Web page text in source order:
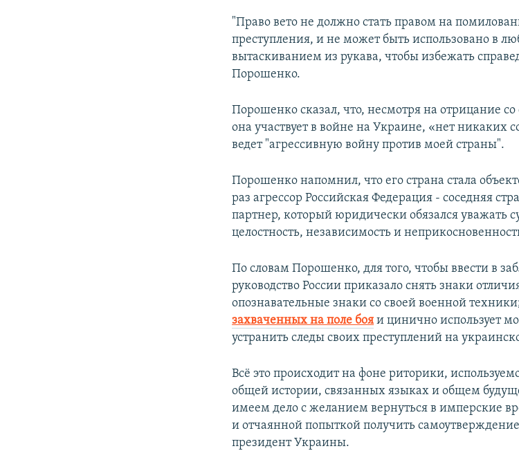
"Право вето не должно стать правом на
преступления, и не может быть использовано в
вытаскиванием из рукава, чтобы избежать
Порошенко.
Порошенко сказал, что, несмотря на отрицание со
она участвует в войне на Украине, «нет никаких
ведет "агрессивную войну против моей страны".
Порошенко напомнил, что его страна стала
раз агрессор Российская Федерация - соседняя
партнер, который юридически обязался уважать
целостность, независимость и
По словам Порошенко, для того, чтобы ввести в
руководство России приказало снять знаки
опознавательные знаки со своей военной
захваченных на поле боя и цинично использует
устранить следы своих преступлений на
Всё это происходит на фоне риторики,
общей истории, связанных языках и общем
имеем дело с желанием вернуться в имперские
и отчаянной попыткой получить самоутверждение
президент Украины.